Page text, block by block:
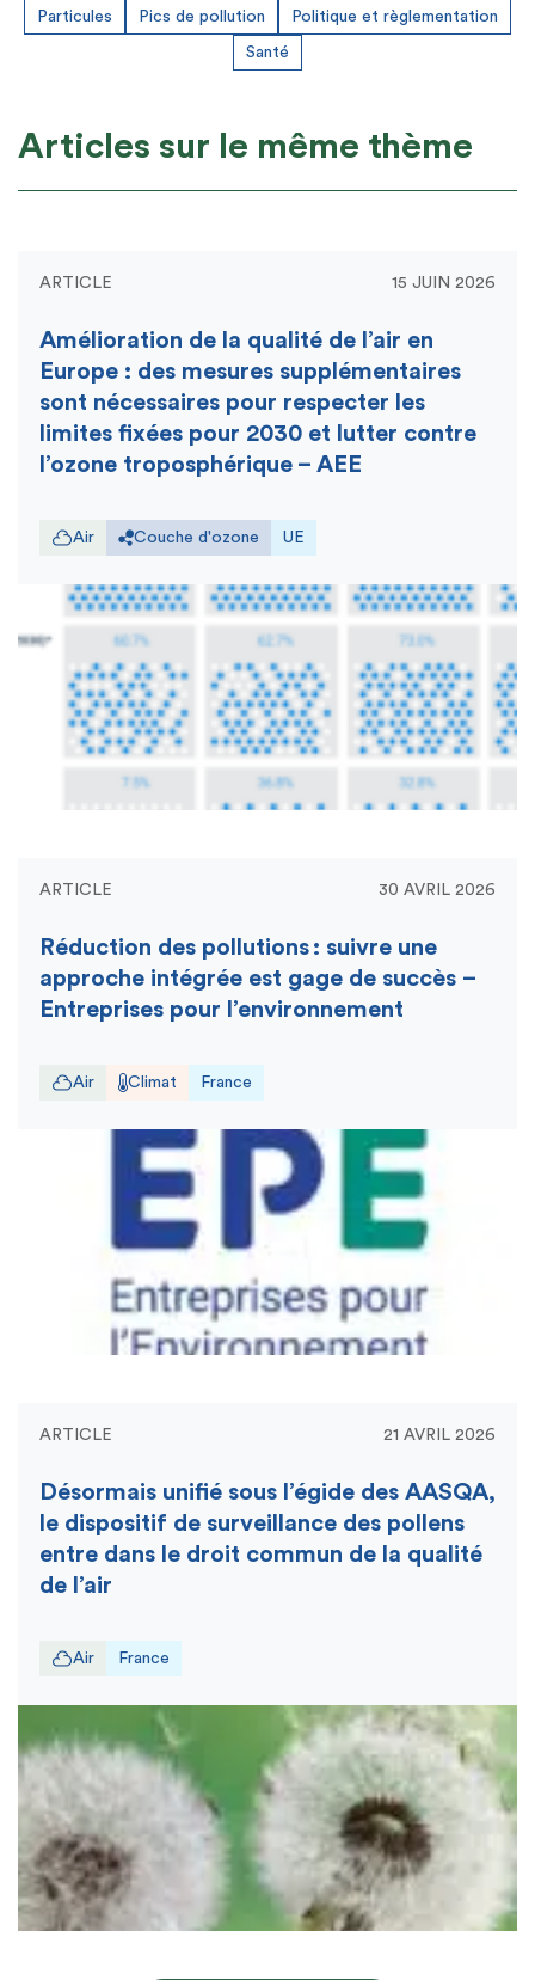
Particules Pics de pollution Politique et règlementation
Santé
Articles sur le même thème
ARTICLE 15 JUIN 2026
Amélioration de la qualité de l’air en
Europe : des mesures supplémentaires
sont nécessaires pour respecter les
limites fixées pour 2030 et lutter contre
l’ozone troposphérique – AEE
Air Couche d'ozone UE
ARTICLE 30 AVRIL 2026
Réduction des pollutions : suivre une
approche intégrée est gage de succès –
Entreprises pour l’environnement
Air Climat France
ARTICLE 21 AVRIL 2026
Désormais unifié sous l’égide des AASQA,
le dispositif de surveillance des pollens
entre dans le droit commun de la qualité
de l’air
Air France